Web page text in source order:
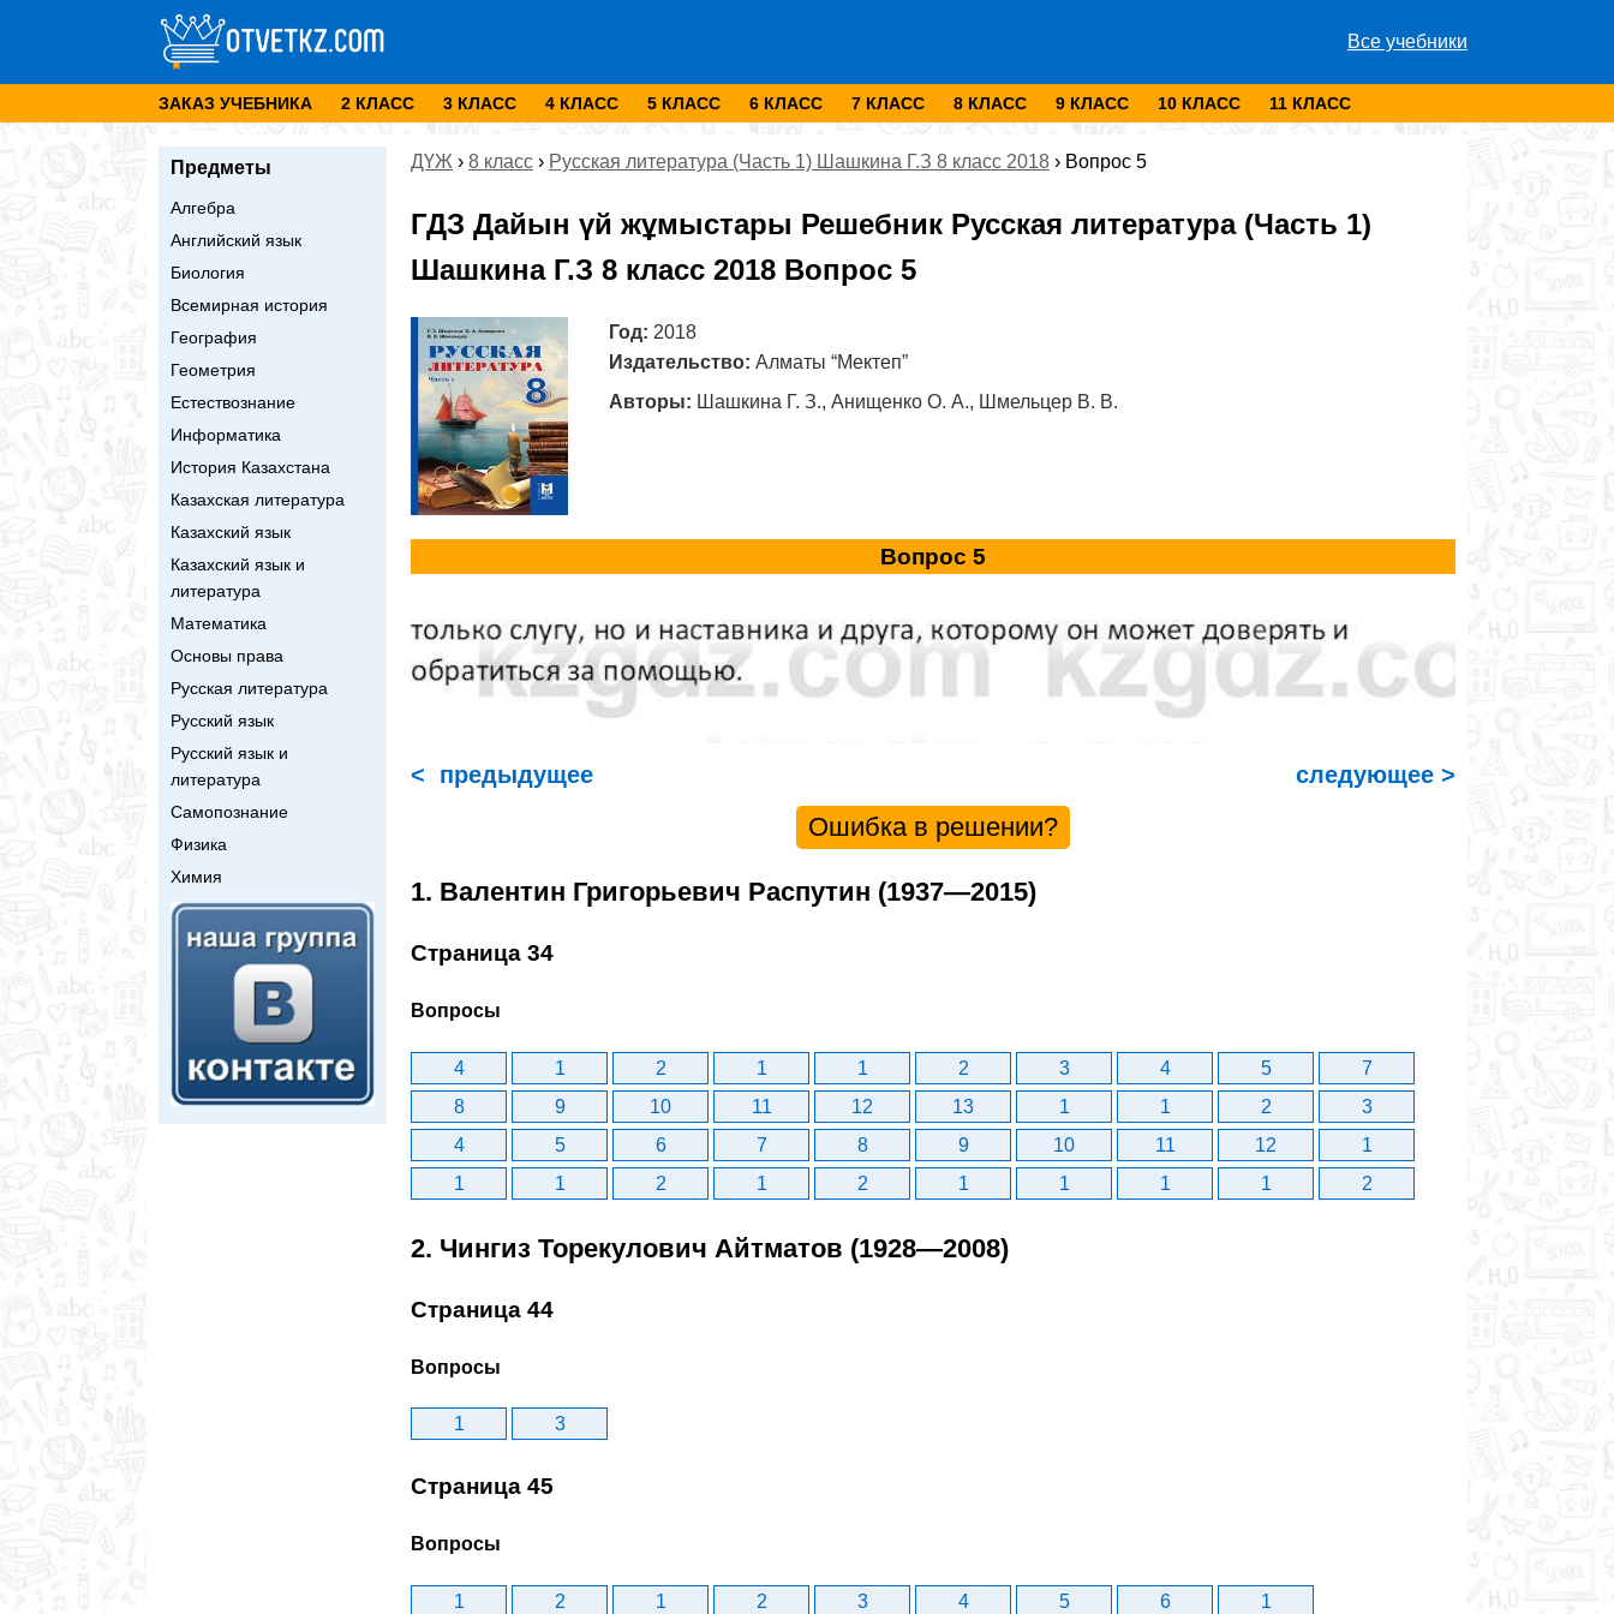
Все учебники
ЗАКАЗ УЧЕБНИКА 2 КЛАСС 3 КЛАСС 4 КЛАСС 5 КЛАСС 6 КЛАСС 7 КЛАСС 8 КЛАСС 9 КЛАСС 10 КЛАСС 11 КЛАСС
Предметы
Алгебра
Английский язык
Биология
Всемирная история
География
Геометрия
Естествознание
Информатика
История Казахстана
Казахская литература
Казахский язык
Казахский язык и
литература
Математика
Основы права
Русская литература
Русский язык
Русский язык и
литература
Самопознание
Физика
Химия
ДҮЖ › 8 класс › Русская литература (Часть 1) Шашкина Г.З 8 класс 2018 › Вопрос 5
ГДЗ Дайын үй жұмыстары Решебник Русская литература (Часть 1)
Шашкина Г.З 8 класс 2018 Вопрос 5
Год: 2018
Издательство: Алматы “Мектеп”
Авторы: Шашкина Г. З., Анищенко О. А., Шмельцер В. В.
Вопрос 5
< предыдущее следующее >
Ошибка в решении?
1. Валентин Григорьевич Распутин (1937—2015)
Страница 34
Вопросы
4 1 2 1 1 2 3 4 5
7
8
9 10 11 12 13 1 1 2
3
4
5 6 7 8 9 10 11 12
1
1
1 2 1 2 1 1 1 1 2
2. Чингиз Торекулович Айтматов (1928—2008)
Страница 44
Вопросы
1 3
Страница 45
Вопросы
1 2 1 2 3 4 5 6 1